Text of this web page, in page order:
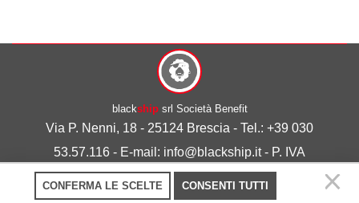
blackshipsrl Società Benefit
Via P. Nenni, 18 - 25124 Brescia - Tel.: +39 030
53.57.116 - E-mail: info@blackship.it - P. IVA
03492980986
Privacy policy-Cookie policy
CONFERMA LE SCELTE CONSENTI TUTTI